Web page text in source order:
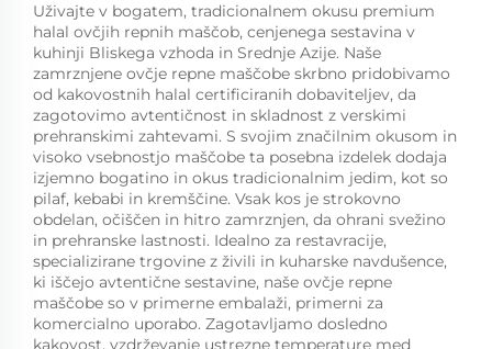
Uživajte v bogatem, tradicionalnem okusu premium
halal ovčjih repnih maščob, cenjenega sestavina v
kuhinji Bliskega vzhoda in Srednje Azije. Naše
zamrznjene ovčje repne maščobe skrbno pridobivamo
od kakovostnih halal certificiranih dobaviteljev, da
zagotovimo avtentičnost in skladnost z verskimi
prehranskimi zahtevami. S svojim značilnim okusom in
visoko vsebnostjo maščobe ta posebna izdelek dodaja
izjemno bogatino in okus tradicionalnim jedim, kot so
pilaf, kebabi in kremščine. Vsak kos je strokovno
obdelan, očiščen in hitro zamrznjen, da ohrani svežino
in prehranske lastnosti. Idealno za restavracije,
specializirane trgovine z živili in kuharske navdušence,
ki iščejo avtentične sestavine, naše ovčje repne
maščobe so v primerne embalaži, primerni za
komercialno uporabo. Zagotavljamo dosledno
kakovost, vzdrževanje ustrezne temperature med